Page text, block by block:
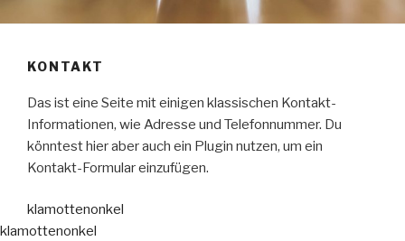
KONTAKT
Das ist eine Seite mit einigen klassischen Kontakt-
Informationen, wie Adresse und Telefonnummer. Du
könntest hier aber auch ein Plugin nutzen, um ein
Kontakt-Formular einzufügen.
klamottenonkel
klamottenonkel